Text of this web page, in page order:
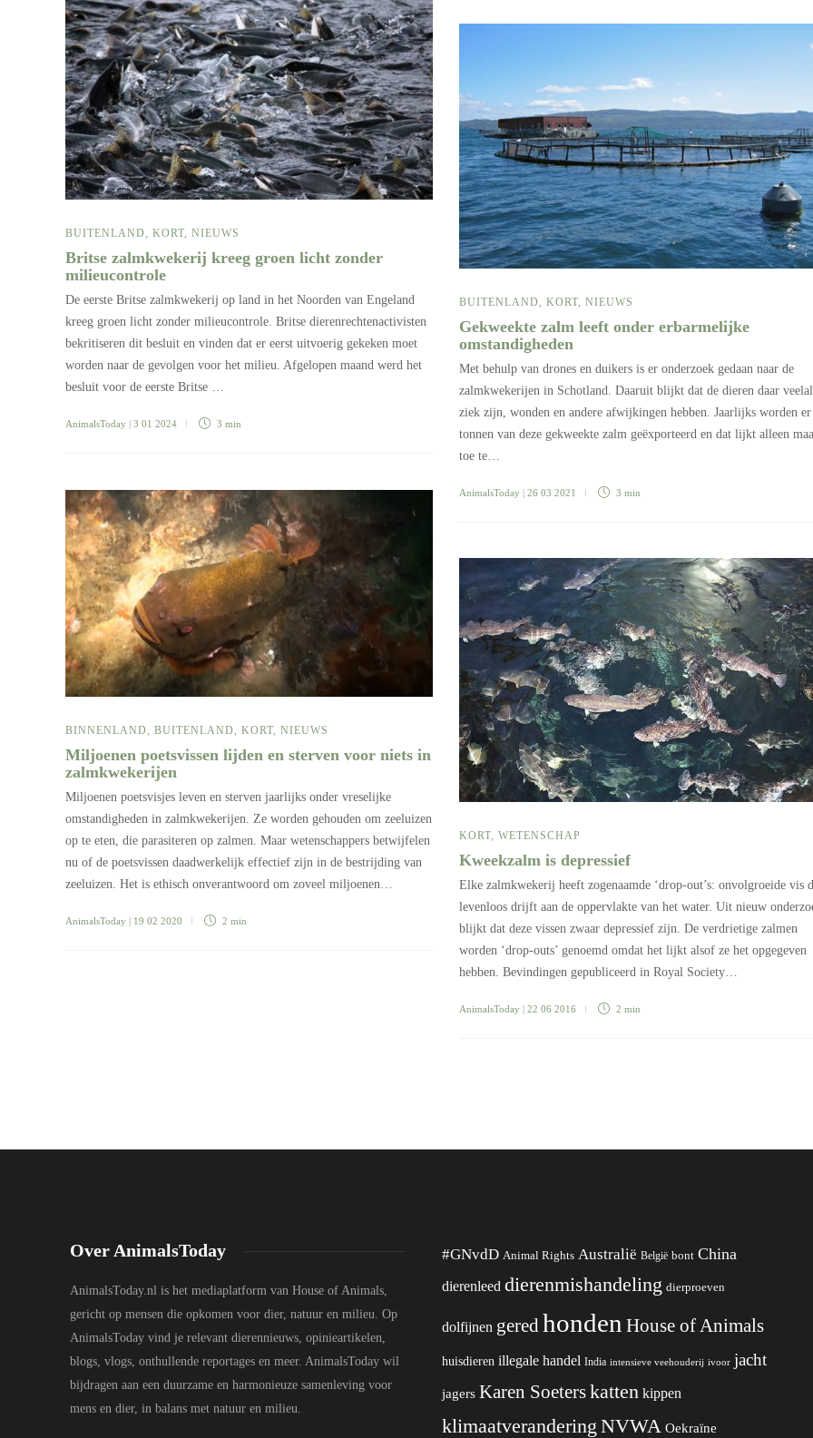
BUITENLAND KORT NIEUWS
Britse zalmkwekerij kreeg groen licht zonder
milieucontrole
De eerste Britse zalmkwekerij op land in het Noorden van Engeland
kreeg groen licht zonder milieucontrole. Britse dierenrechtenactivisten
bekritiseren dit besluit en vinden dat er eerst uitvoerig gekeken moet
worden naar de gevolgen voor het milieu. Afgelopen maand werd het
besluit voor de eerste Britse …
AnimalsToday | 3 01 2024 3 min
BUITENLAND KORT NIEUWS
Gekweekte zalm leeft onder erbarmelijke
omstandigheden
Met behulp van drones en duikers is er onderzoek gedaan naar de
zalmkwekerijen in Schotland. Daaruit blijkt dat de dieren daar veelal
ziek zijn, wonden en andere afwijkingen hebben. Jaarlijks worden er
tonnen van deze gekweekte zalm geëxporteerd en dat lijkt alleen
toe te…
AnimalsToday | 26 03 2021 3 min
BINNENLAND BUITENLAND KORT NIEUWS
Miljoenen poetsvissen lijden en sterven voor niets in
zalmkwekerijen
Miljoenen poetsvisjes leven en sterven jaarlijks onder vreselijke
omstandigheden in zalmkwekerijen. Ze worden gehouden om zeeluizen
op te eten, die parasiteren op zalmen. Maar wetenschappers betwijfelen
nu of de poetsvissen daadwerkelijk effectief zijn in de bestrijding van
zeeluizen. Het is ethisch onverantwoord om zoveel miljoenen…
AnimalsToday | 19 02 2020 2 min
KORT, WETENSCHAP
Kweekzalm is depressief
Elke zalmkwekerij heeft zogenaamde ‘drop-out’s: onvolgroeide vis
levenloos drijft aan de oppervlakte van het water. Uit nieuw
blijkt dat deze vissen zwaar depressief zijn. De verdrietige zalmen
worden ‘drop-outs’ genoemd omdat het lijkt alsof ze het opgegeven
hebben. Bevindingen gepubliceerd in Royal Society…
AnimalsToday | 22 06 2016 2 min
Over AnimalsToday
AnimalsToday.nl is het mediaplatform van House of Animals,
gericht op mensen die opkomen voor dier, natuur en milieu. Op
AnimalsToday vind je relevant dierennieuws, opinieartikelen,
blogs, vlogs, onthullende reportages en meer. AnimalsToday wil
bijdragen aan een duurzame en harmonieuze samenleving voor
mens en dier, in balans met natuur en milieu.
#GNvdD Animal Rights Australië België bont China
dierenleed dierenmishandeling dierproeven
dolfijnen geredhonden House of Animals
huisdieren illegale handel India intensieve veehouderij ivoor jacht
jagers Karen Soeterskatten kippen
klimaatverandering NVWA Oekraïne